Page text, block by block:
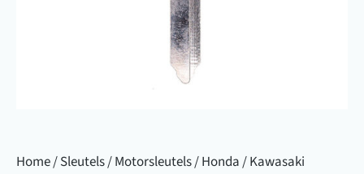
Home/Sleutels/Motorsleutels/Honda/ Kawasaki